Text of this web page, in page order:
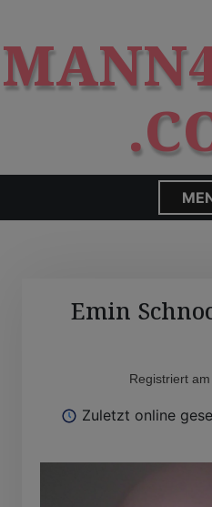
i
p
o
c
n
t
Emin
Registriert
Zuletzt online